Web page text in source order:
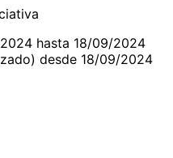
hasta 18/09/2024
desde 18/09/2024